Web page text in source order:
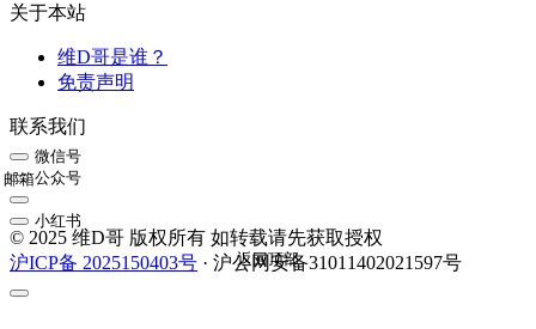
关于本站
维D哥是谁？
免责声明
联系我们
微信号
公众号
邮箱
小红书
© 2025 维D哥 版权所有 如转载请先获取授权
沪ICP备 2025150403号 · 沪公网安备31011402021597号
返回顶部